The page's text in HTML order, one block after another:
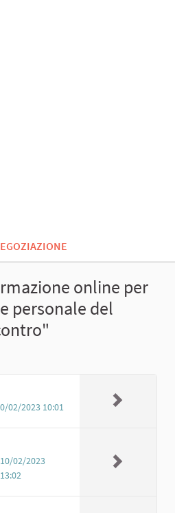
online per
personale del
02/2023 10:01
10/02/2023
13:02